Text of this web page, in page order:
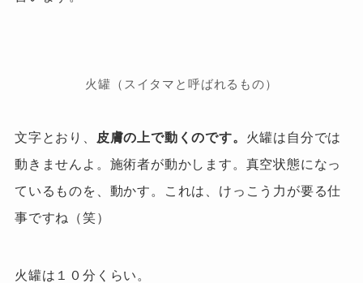
火罐（スイタマと呼ばれるもの）
文字とおり、 皮膚の 上で動くのです。 火罐は自分では
動きませんよ。施術者が動かします。真空状態になっ
ているものを、動かす。これは、けっこう力が要る仕
事ですね（笑）
火罐は１０分くらい。